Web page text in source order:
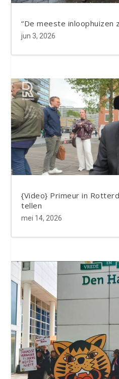
“De meeste inloophuizen
jun 3, 2026
{Video} Primeur in
tellen
mei 14, 2026